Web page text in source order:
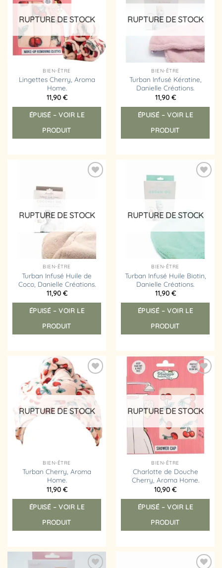
RUPTURE DE STOCK
BIEN-ÊTRE
Lingettes Cherry, Aroma
Home.
11,90 €
ÉPUISÉ – VOIR LE
PRODUIT
liste
RUPTURE DE STOCK
BIEN-ÊTRE
Turban Infusé Kératine,
Danielle Créations.
11,90 €
ÉPUISÉ – VOIR LE
PRODUIT
RUPTURE DE STOCK
BIEN-ÊTRE
Turban Infusé Huile de
Coco, Danielle Créations.
11,90 €
ÉPUISÉ – VOIR LE
PRODUIT
RUPTURE DE STOCK
BIEN-ÊTRE
Turban Infusé Huile Biotin,
Danielle Créations.
11,90 €
ÉPUISÉ – VOIR LE
PRODUIT
Ajouter
à la
liste
d’envies
RUPTURE DE STOCK
BIEN-ÊTRE
Turban Cherry, Aroma
Home.
11,90 €
ÉPUISÉ – VOIR LE
PRODUIT
à la
liste
d’envies
RUPTURE DE STOCK
BIEN-ÊTRE
Charlotte de Douche
Cherry, Aroma Home.
10,90 €
ÉPUISÉ – VOIR LE
PRODUIT